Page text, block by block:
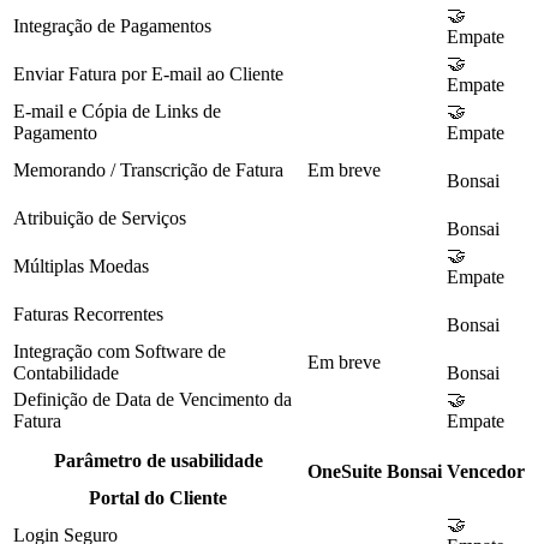
Integração de Pagamentos
🤝
Empate
Enviar Fatura por E-mail ao Cliente
🤝
Empate
E-mail e Cópia de Links de
Pagamento
🤝
Empate
Memorando / Transcrição de Fatura
Em breve
Bonsai
Atribuição de Serviços
Bonsai
Múltiplas Moedas
🤝
Empate
Faturas Recorrentes
Bonsai
Integração com Software de
Contabilidade
Em breve
Bonsai
Definição de Data de Vencimento da
Fatura
🤝
Empate
Parâmetro de usabilidade
OneSuite Bonsai Vencedor
Portal do Cliente
Login Seguro
🤝